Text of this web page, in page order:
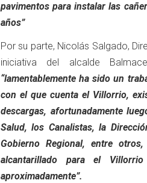
pavimentos para instalar las
años”
Por su parte, Nicolás Salgado,
iniciativa del alcalde
“lamentablemente ha sido un
con el que cuenta el Villorrio,
descargas, afortunadamente
Salud, los Canalistas, la
Gobierno Regional, entre
alcantarillado para el
aproximadamente”.